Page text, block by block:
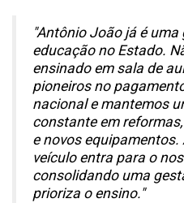
"Antônio João já é
educação no Estado.
ensinado em sala de
pioneiros no
nacional e mantemos
constante em
e novos equipamentos.
veículo entra para o
consolidando uma
prioriza o ensino."